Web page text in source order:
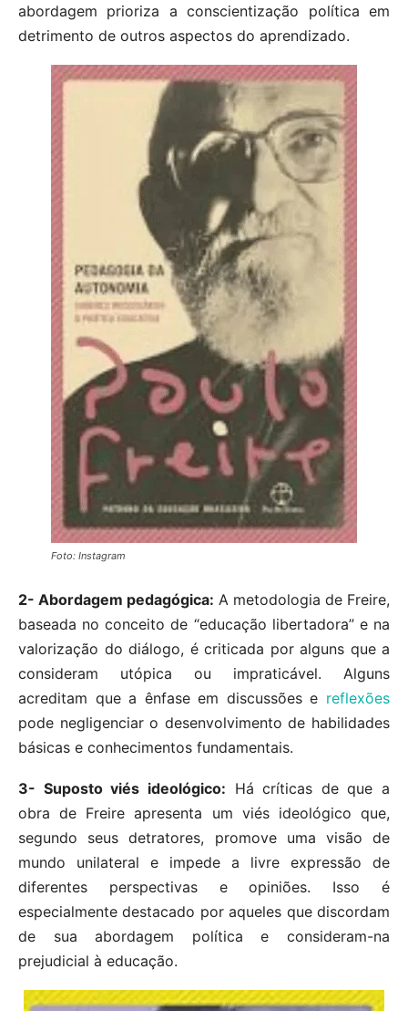
abordagem prioriza a conscientização política em
detrimento de outros aspectos do aprendizado.
Foto: Instagram
2- Abordagem pedagógica: A metodologia de Freire,
baseada no conceito de “educação libertadora” e na
valorização do diálogo, é criticada por alguns que a
consideram utópica ou impraticável. Alguns
acreditam que a ênfase em discussões e reflexões
pode negligenciar o desenvolvimento de habilidades
básicas e conhecimentos fundamentais.
3- Suposto viés ideológico: Há críticas de que a
obra de Freire apresenta um viés ideológico que,
segundo seus detratores, promove uma visão de
mundo unilateral e impede a livre expressão de
diferentes perspectivas e opiniões. Isso é
especialmente destacado por aqueles que discordam
de sua abordagem política e consideram-na
prejudicial à educação.